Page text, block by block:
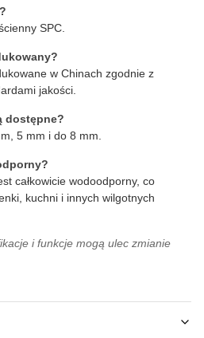
SPC.
w Chinach zgodnie z
jakości.
dostępne?
5 mm i do 8 mm.
całkowicie wodoodporny, co
kuchni i innych wilgotnych
i funkcje mogą ulec zmianie